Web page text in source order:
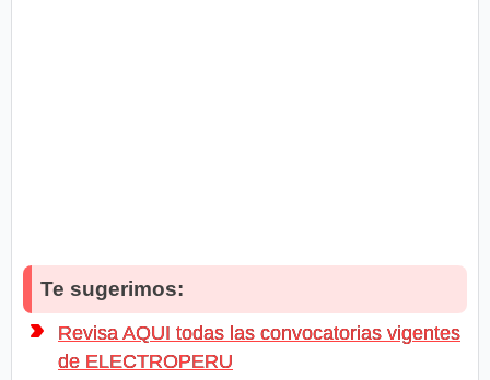
Te sugerimos:
Revisa AQUI todas las convocatorias vigentes
de ELECTROPERU